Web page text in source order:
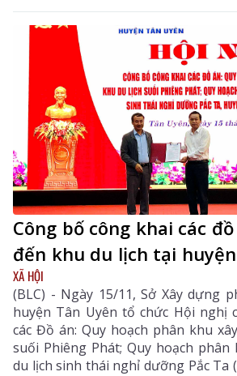
Công bố công khai các
đến khu du lịch tại
XÃ HỘI
(BLC) - Ngày 15/11, Sở Xây dựng
huyện Tân Uyên tổ chức Hội nghị
các Đồ án: Quy hoạch phân khu
suối Phiêng Phát; Quy hoạch phân
du lịch sinh thái nghỉ dưỡng Pắc Ta